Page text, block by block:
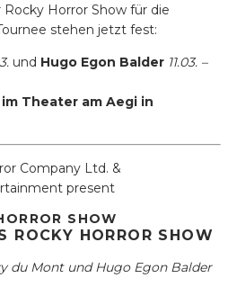
Horror Show für die
stehen jetzt fest:
und Hugo Egon Balder 11.03. –
im Theater am Aegi in
Company Ltd. &
present
SHOW
ROCKY HORROR SHOW
du Mont und Hugo Egon Balder